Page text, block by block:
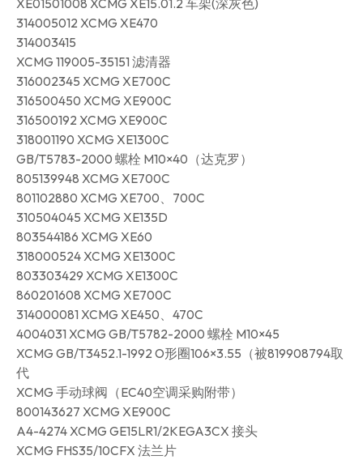
XE01501008 XCMG XE15.01.2 车架(深灰色)
314005012 XCMG XE470
314003415
XCMG 119005-35151 滤清器
316002345 XCMG XE700C
316500450 XCMG XE900C
316500192 XCMG XE900C
318001190 XCMG XE1300C
GB/T5783-2000 螺栓 M10×40（达克罗）
805139948 XCMG XE700C
801102880 XCMG XE700、700C
310504045 XCMG XE135D
803544186 XCMG XE60
318000524 XCMG XE1300C
803303429 XCMG XE1300C
860201608 XCMG XE700C
314000081 XCMG XE450、470C
4004031 XCMG GB/T5782-2000 螺栓 M10×45
XCMG GB/T3452.1-1992 O形圈106×3.55（被819908794取
代
XCMG 手动球阀（EC40空调采购附带）
800143627 XCMG XE900C
A4-4274 XCMG GE15LR1/2KEGA3CX 接头
XCMG FHS35/10CFX 法兰片